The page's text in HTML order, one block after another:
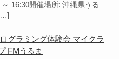
16:30開催場所: 沖縄県うる
グラミング体験会 マイクラ
FMうるま